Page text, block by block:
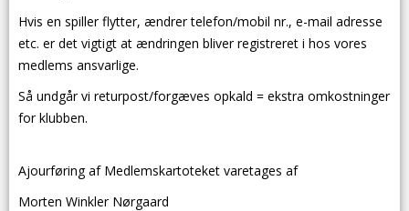
Hvis en spiller flytter, ændrer telefon/mobil nr., e-mail adresse
etc. er det vigtigt at ændringen bliver registreret i hos vores
medlems ansvarlige.
Så undgår vi returpost/forgæves opkald = ekstra omkostninger
for klubben.
Ajourføring af Medlemskartoteket varetages af
Morten Winkler Nørgaard